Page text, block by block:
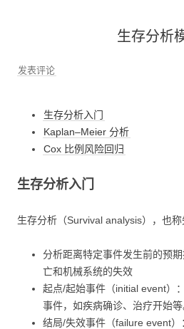
生存分析
发表评论
生存分析入门
Kaplan–Meier 分析
Cox 比例风险回归
生存分析入门
生存分析（Survival analysis），也
分析距离特定事件发生前的预
亡和机械系统的失效
起点/起始事件（initial event）
事件，如疾病确诊、治疗开始等
结局/失效事件（failure event